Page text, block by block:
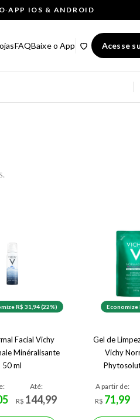
·APP IOS & ANDROID
FAQBaixe o App Acesse
R$ 31,94 (22%)
Facial Vichy
Minéralisante
50 ml
Até:
R$ 144,99
Economize
Gel de
Vichy
A partir de:
R$ 71,99